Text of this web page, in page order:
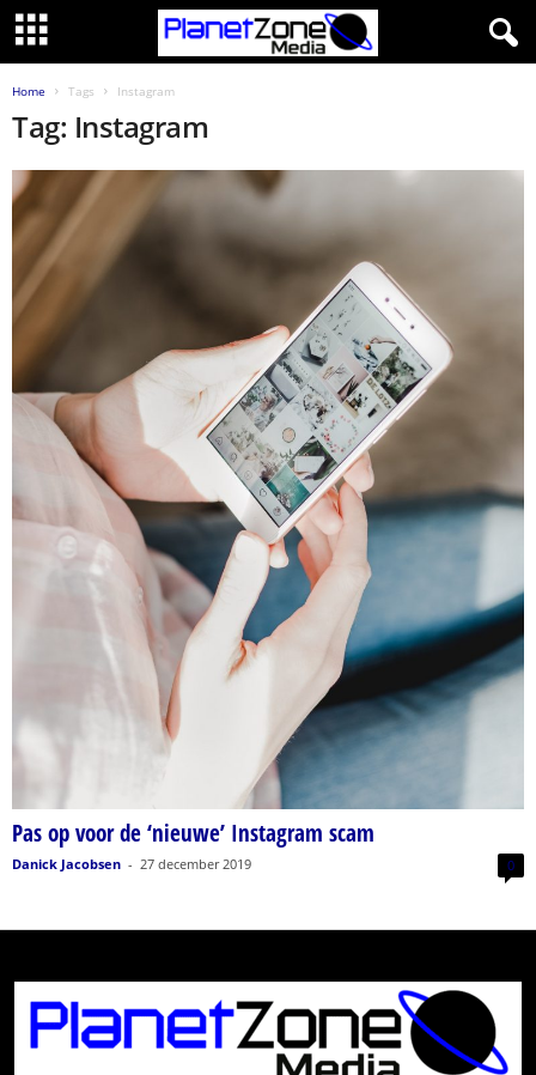
Home Tags Instagram
Tag: Instagram
Pas op voor de ‘nieuwe’ Instagram scam
Danick Jacobsen - 27 december 2019 0